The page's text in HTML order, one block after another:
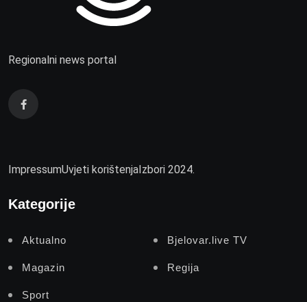
Regionalni news portal
ImpressumUvjeti korištenja Izbori 2024.
Kategorije
Aktualno Bjelovar.live TV
Magazin Regija
Sport